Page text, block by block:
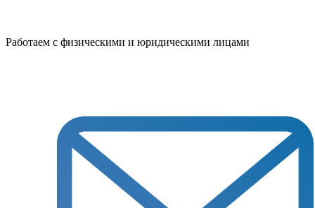
Работаем с физическими и юридическими лицами